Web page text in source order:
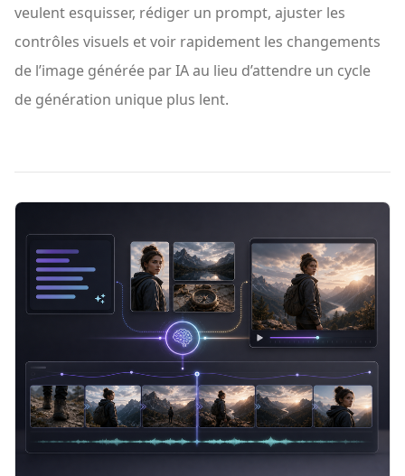
veulent esquisser, rédiger un prompt, ajuster les
contrôles visuels et voir rapidement les changements
de l’image générée par IA au lieu d’attendre un cycle
de génération unique plus lent.